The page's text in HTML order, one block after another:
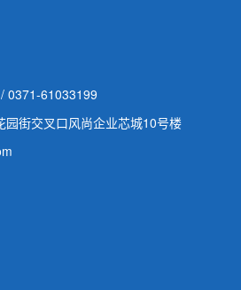
0371-61033199
街交叉口风尚企业芯城10号楼